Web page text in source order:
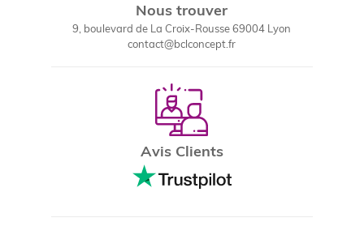
Nous trouver
9, boulevard de La Croix-Rousse 69004 Lyon
contact@bclconcept.fr
Avis Clients